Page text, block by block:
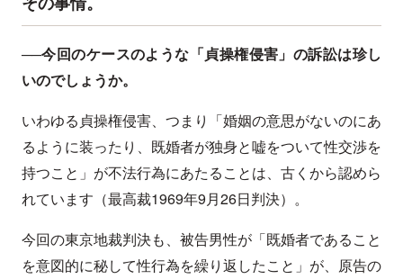
──今回のケースのような「貞操権侵害」の訴訟は珍し
いのでしょうか。
いわゆる貞操権侵害、つまり「婚姻の意思がないのにあ
るように装ったり、既婚者が独身と嘘をついて性交渉を
持つこと」が不法行為にあたることは、古くから認めら
れています（最高裁1969年9月26日判決）。
今回の東京地裁判決も、被告男性が「既婚者であること
を意図的に秘して性行為を繰り返したこと」が、原告の